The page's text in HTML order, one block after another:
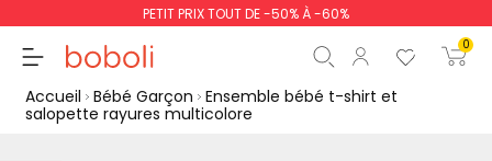
PETIT PRIX TOUT DE -50% À -60%
0
Accueil Bébé Garçon Ensemble bébé t-shirt et
salopette rayures multicolore